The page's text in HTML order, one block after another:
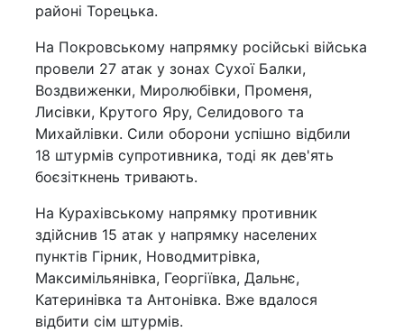
районі Торецька.
На Покровському напрямку російські війська
провели 27 атак у зонах Сухої Балки,
Воздвиженки, Миролюбівки, Променя,
Лисівки, Крутого Яру, Селидового та
Михайлівки. Сили оборони успішно відбили
18 штурмів супротивника, тоді як дев'ять
боєзіткнень тривають.
На Курахівському напрямку противник
здійснив 15 атак у напрямку населених
пунктів Гірник, Новодмитрівка,
Максимільянівка, Георгіївка, Дальнє,
Катеринівка та Антонівка. Вже вдалося
відбити сім штурмів.